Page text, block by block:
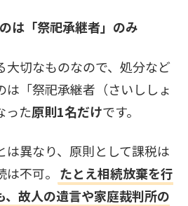
は「祭祀承継者」のみ
大切なものなので、処分など
は「祭祀承継者（さいししょ
った原則1名だけです。
は異なり、原則として課税は
不可。 たとえ相続放棄を行
、故人の遺言や家庭裁判所の